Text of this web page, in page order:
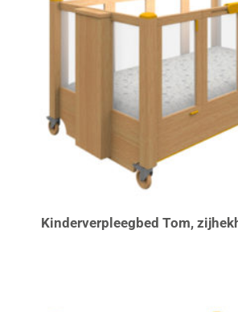
Kinderverpleegbed Tom,